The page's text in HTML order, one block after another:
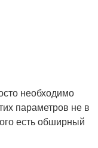
необходимо
параметров не в
есть обширный